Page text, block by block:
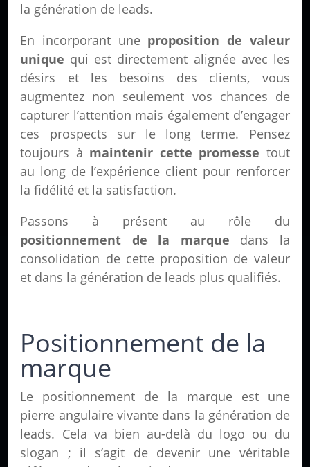
la génération de leads.
En incorporant une proposition de valeur
unique qui est directement alignée avec les
désirs et les besoins des clients, vous
augmentez non seulement vos chances de
capturer l’attention mais également d’engager
ces prospects sur le long terme. Pensez
toujours à maintenir cette promesse tout
au long de l’expérience client pour renforcer
la fidélité et la satisfaction.
Passons à présent au rôle du
positionnement de la marque dans la
consolidation de cette proposition de valeur
et dans la génération de leads plus qualifiés.
Positionnement de la
marque
Le positionnement de la marque est une
pierre angulaire vivante dans la génération de
leads. Cela va bien au-delà du logo ou du
slogan ; il s’agit de devenir une véritable